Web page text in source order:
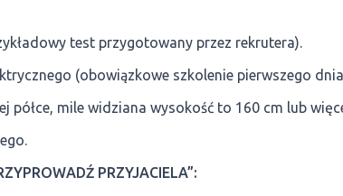
test przygotowany przez rekrutera).
(obowiązkowe szkolenie pierwszego
półce, mile widziana wysokość to 160 cm lub
PRZYJACIELA”: